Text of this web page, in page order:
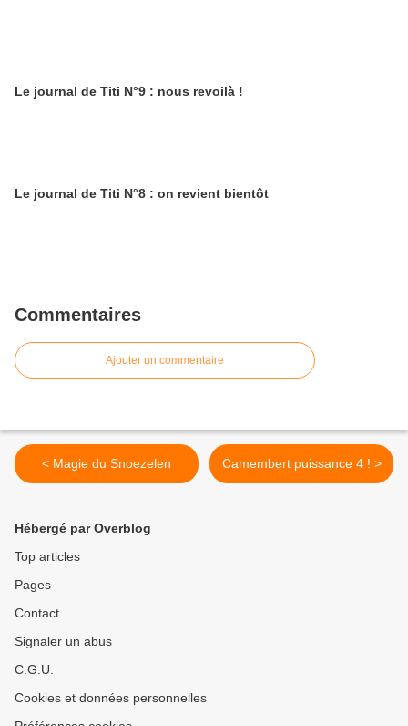
Le journal de Titi N°9 : nous revoilà !
Le journal de Titi N°8 : on revient bientôt
Commentaires
Ajouter un commentaire
< Magie du Snoezelen Camembert puissance 4 ! >
Hébergé par Overblog
Top articles
Pages
Contact
Signaler un abus
C.G.U.
Cookies et données personnelles